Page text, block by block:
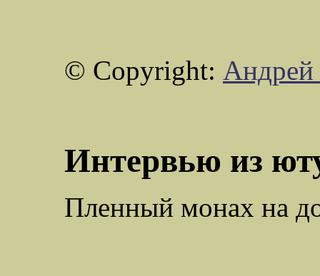
© Copyright: Андрей
Интервью из
Пленный монах на